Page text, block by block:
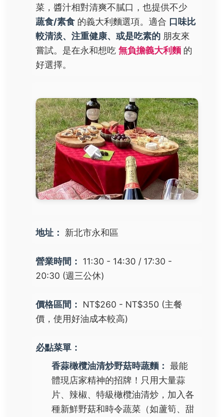
菜，醬汁相對清爽不膩口，也提供不少
蔬食/素食 的義大利麵選項。適合 口味比
較清淡、注重健康、或是吃素的 朋友來
嘗試。是在永和想吃 無負擔義大利麵 的
好選擇。
地址： 新北市永和區
營業時間：
11:30 - 14:30 / 17:30 -
20:30 (週三公休)
價格區間：
NT$260 - NT$350 (主餐
價，使用好油成本較高)
必點菜單：
香蒜橄欖油清炒野菇時蔬麵： 最能
體現店家精神的招牌！只用大量蒜
片、辣椒、特級橄欖油清炒，加入各
種新鮮野菇和時令蔬菜（如蘆筍、甜